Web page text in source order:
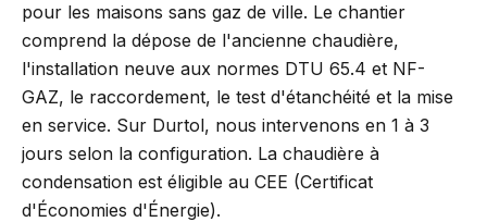
pour les maisons sans gaz de ville. Le chantier
comprend la dépose de l'ancienne chaudière,
l'installation neuve aux normes DTU 65.4 et NF-
GAZ, le raccordement, le test d'étanchéité et la mise
en service. Sur Durtol, nous intervenons en 1 à 3
jours selon la configuration. La chaudière à
condensation est éligible au CEE (Certificat
d'Économies d'Énergie).